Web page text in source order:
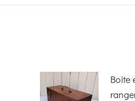
Boite